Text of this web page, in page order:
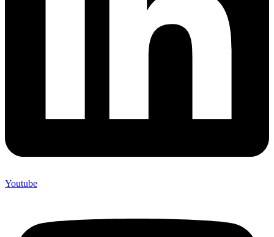
Youtube